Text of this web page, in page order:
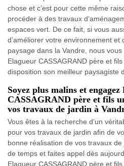
chose et c’est pour cette même
procéder à des travaux
espaces vert. De ce fait, si vous
d’améliorer votre environnement et
paysage dans la Vandre, nous
Elagueur CASSAGRAND père et
disposition son meilleur paysagiste
Soyez plus malins et
CASSAGRAND père et fils
vos travaux de jardin à
Vous êtes à la recherche d’un
pour vos travaux de jardin afin de
bonne réalisation de vos travaux
de temps et faites appel dès
Elagueur CASSAGRAND père et